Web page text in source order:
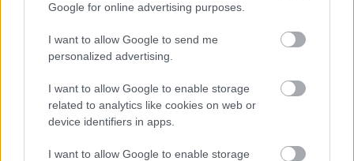
Google for online advertising purposes.
I want to allow Google to send me
personalized advertising.
I want to allow Google to enable storage
related to analytics like cookies on web or
device identifiers in apps.
I want to allow Google to enable storage